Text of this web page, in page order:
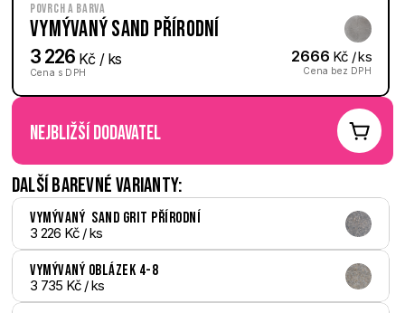
Povrch a barva
Vymývaný Sand přírodní
3 226 Kč / ks
Cena s DPH
2666 Kč / ks
Cena bez DPH
nejbližší dodavatel
Další barevné varianty:
Vymývaný  Sand Grit přírodní
3 226 Kč / ks
Vymývaný Oblázek 4-8
3 735 Kč / ks